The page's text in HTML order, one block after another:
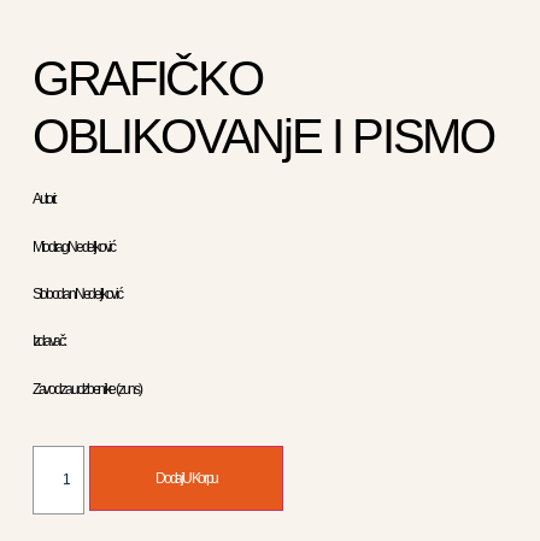
GRAFIČKO
OBLIKOVANjE I PISMO
Autori:
Miodrag Nedeljković
Slobodan Nedeljković
Izdavač :
Zavod za udzbenike ( zuns )
Dodaj U Korpu